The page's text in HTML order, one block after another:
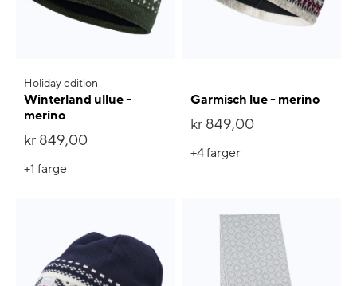
Holiday edition
Winterland ullue -
merino
kr 849,00
+1 farge
Garmisch lue - merino
kr 849,00
+4farger